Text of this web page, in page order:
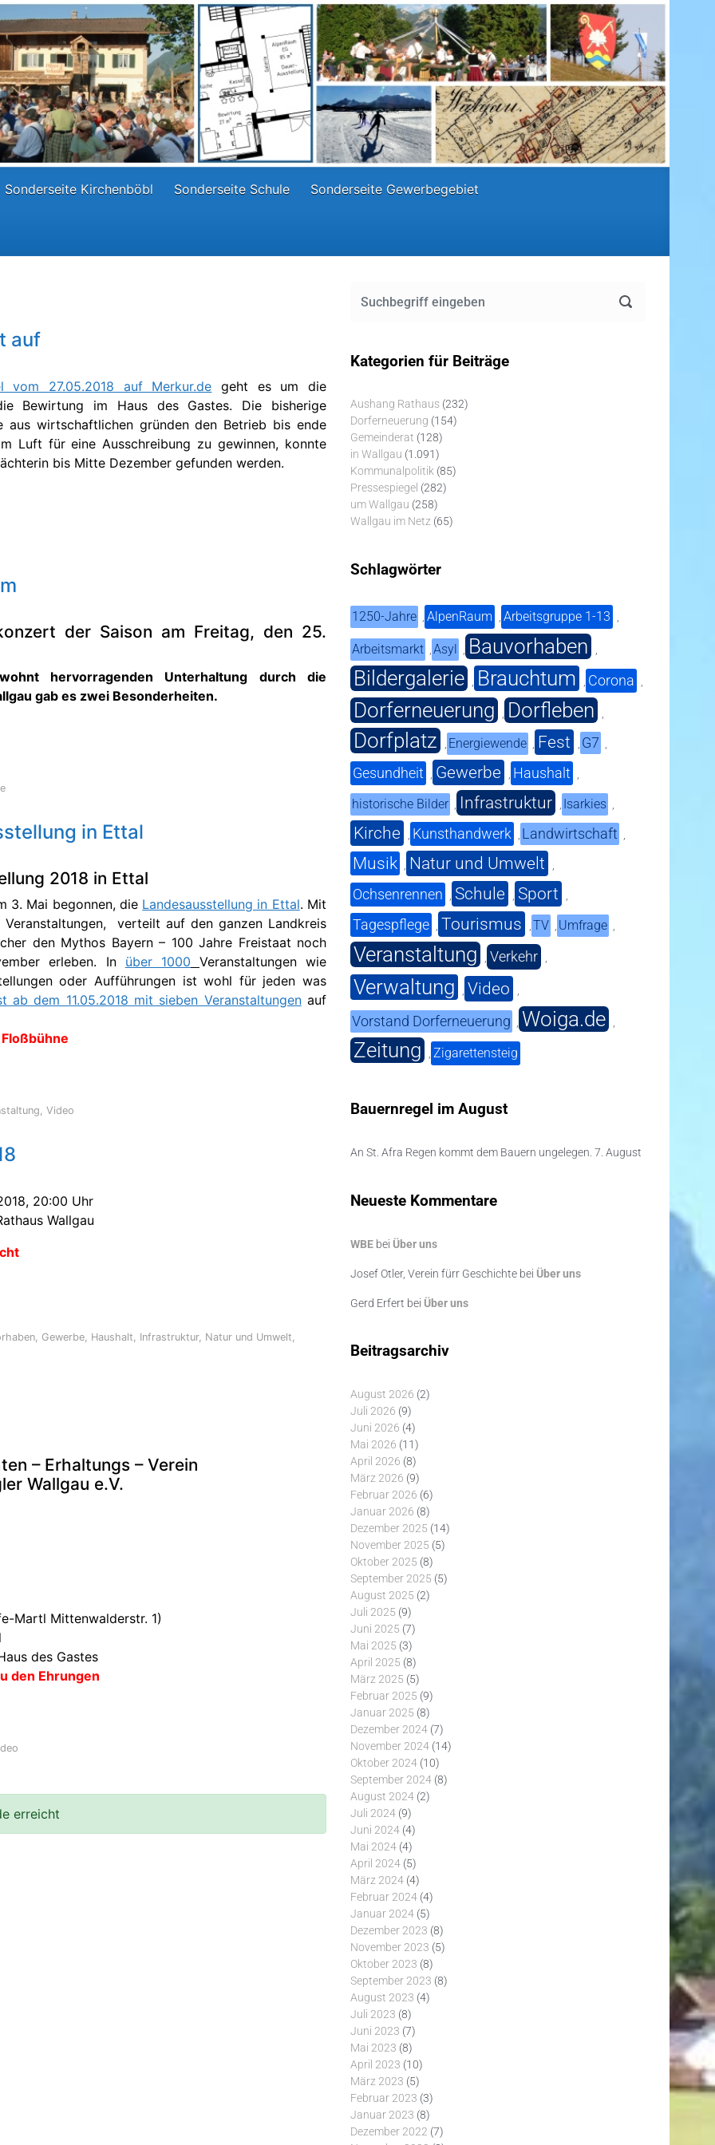
Sonderseite Kirchenböbl Sonderseite Schule Sonderseite Gewerbegebiet
auf
vom 27.05.2018 auf Merkur.de geht es um die
Bewirtung im Haus des Gastes. Die bisherige
aus wirtschaftlichen gründen den Betrieb bis ende
Luft für eine Ausschreibung zu gewinnen, konnte
bis Mitte Dezember gefunden werden.
der Saison am Freitag, den 25.
hervorragenden Unterhaltung durch die
gab es zwei Besonderheiten.
in Ettal
2018 in Ettal
3. Mai begonnen, die Landesausstellung in Ettal. Mit
Veranstaltungen, verteilt auf den ganzen Landkreis
den Mythos Bayern – 100 Jahre Freistaat noch
erleben. In über 1000 Veranstaltungen wie
oder Aufführungen ist wohl für jeden was
ab dem 11.05.2018 mit sieben Veranstaltungenauf
,Video
20:00 Uhr
Wallgau
Gewerbe Haushalt Infrastruktur, Natur und Umwelt
– Erhaltungs – Verein
Wallgau e.V.
Martl Mittenwalderstr. 1)
des Gastes
den Ehrungen
erreicht
Kategorien für Beiträge
Aushang Rathaus (232)
Dorferneuerung (154)
Gemeinderat (128)
in Wallgau (1.091)
Kommunalpolitik (85)
Pressespiegel (282)
um Wallgau (258)
Wallgau im Netz (65)
Schlagwörter
1250-Jahre , AlpenRaum , Arbeitsgruppe 1-13 ,
Arbeitsmarkt ,Asyl , Bauvorhaben ,
Bildergalerie , Brauchtum , Corona ,
Dorferneuerung , Dorfleben ,
Dorfplatz , Energiewende , Fest , G7 ,
Gesundheit , Gewerbe , Haushalt ,
historische Bilder , Infrastruktur , Isarkies ,
Kirche , Kunsthandwerk , Landwirtschaft ,
Musik , Natur und Umwelt ,
Ochsenrennen , Schule , Sport ,
Tagespflege , Tourismus ,TV , Umfrage ,
Veranstaltung , Verkehr ,
Verwaltung , Video ,
Vorstand Dorferneuerung , Woiga.de ,
Zeitung , Zigarettensteig
Bauernregel im August
An St. Afra Regen kommt dem Bauern ungelegen. 7. August
Neueste Kommentare
WBE bei Über uns
Josef Otler, Verein fürr Geschichte bei Über uns
Gerd Erfert bei Über uns
Beitragsarchiv
August 2026 (2)
Juli 2026 (9)
Juni 2026 (4)
Mai 2026 (11)
April 2026 (8)
März 2026 (9)
Februar 2026 (6)
Januar 2026 (8)
Dezember 2025 (14)
November 2025 (5)
Oktober 2025 (8)
September 2025 (5)
August 2025 (2)
Juli 2025 (9)
Juni 2025 (7)
Mai 2025 (3)
April 2025 (8)
März 2025 (5)
Februar 2025 (9)
Januar 2025 (8)
Dezember 2024 (7)
November 2024 (14)
Oktober 2024 (10)
September 2024 (8)
August 2024 (2)
Juli 2024 (9)
Juni 2024 (4)
Mai 2024 (4)
April 2024 (5)
März 2024 (4)
Februar 2024 (4)
Januar 2024 (5)
Dezember 2023 (8)
November 2023 (5)
Oktober 2023 (8)
September 2023 (8)
August 2023 (4)
Juli 2023 (8)
Juni 2023 (7)
Mai 2023 (8)
April 2023 (10)
März 2023 (5)
Februar 2023 (3)
Januar 2023 (8)
Dezember 2022 (7)